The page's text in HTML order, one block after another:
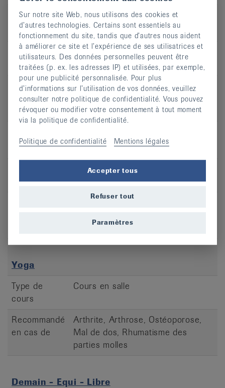
QI-GONG
Type de
cours
Cours en salle
Recommandé
en cas de
Arthrite, Arthrose, Ostéoporose,
Mal de dos, Rhumatisme des
parties molles
Eutonie
cours
Cours en salle
parties molles
Yoga
Type de
cours
Cours en salle
Recommandé
en cas de
Arthrite, Arthrose, Ostéoporose,
Mal de dos, Rhumatisme des
parties molles
Demain - Equi - Libre
Sur notre site Web, nous utilisons des cookies et
d’autres technologies. Certains sont essentiels au
fonctionnement du site, tandis que d’autres nous aident
à améliorer ce site et l’expérience de ses utilisatrices et
utilisateurs. Des données personnelles peuvent être
traitées (p. ex. les adresses IP) et utilisées, par exemple,
pour une publicité personnalisée. Pour plus
d’informations sur l’utilisation de vos données, veuillez
consulter notre politique de confidentialité. Vous pouvez
révoquer ou modifier votre consentement à tout moment
via la politique de confidentialité.
Politique de confidentialité Mentions légales
Accepter tous
Refuser tout
Paramètres